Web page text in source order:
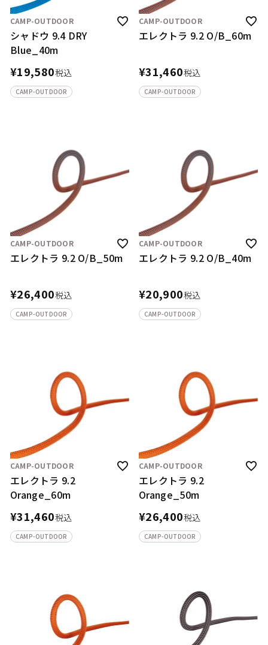
CAMP-OUTDOOR
シャドウ 9.4 DRY
Blue_40m
¥19,580税込
CAMP-OUTDOOR
CAMP-OUTDOOR
エレクトラ 9.2 O/B_60m
¥31,460税込
CAMP-OUTDOOR
CAMP-OUTDOOR
エレクトラ 9.2 O/B_50m
¥26,400税込
CAMP-OUTDOOR
CAMP-OUTDOOR
エレクトラ 9.2 O/B_40m
¥20,900税込
CAMP-OUTDOOR
CAMP-OUTDOOR
エレクトラ 9.2
Orange_60m
¥31,460税込
CAMP-OUTDOOR
CAMP-OUTDOOR
エレクトラ 9.2
Orange_50m
¥26,400税込
CAMP-OUTDOOR